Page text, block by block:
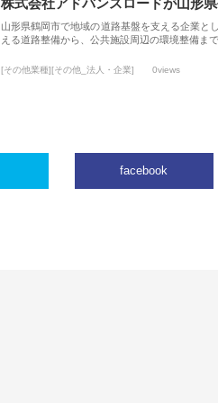
株式会社アドバンスロードが山形
山形県鶴岡市で地域の道路基盤を支える企業と
える道路整備から、公共施設周辺の環境整備ま
[その他業種][その他_法人・企業] 0views
facebook